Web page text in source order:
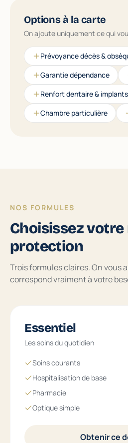
Options à la carte
On ajoute uniquement ce qui
Prévoyance décès &
Garantie dépendance
Renfort dentaire & implants
Chambre particulière
NOS FORMULES
Choisissez
protection
Trois formules claires. On vous
correspond vraiment à votre
Essentiel
Les soins du quotidien
Soins courants
Hospitalisation de base
Pharmacie
Optique simple
Obtenir ce